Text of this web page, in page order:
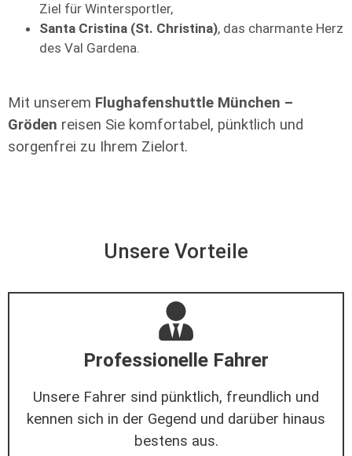
Ziel für Wintersportler,
Santa Cristina (St. Christina), das charmante Herz
des Val Gardena.
Mit unserem Flughafenshuttle München –
Gröden reisen Sie komfortabel, pünktlich und
sorgenfrei zu Ihrem Zielort.
Unsere Vorteile
Professionelle Fahrer
Unsere Fahrer sind pünktlich, freundlich und
kennen sich in der Gegend und darüber hinaus
bestens aus.